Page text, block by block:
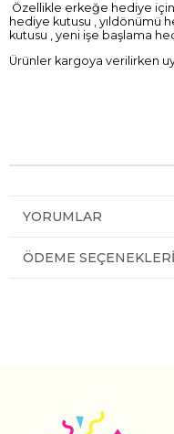
Özellikle erkeğe hediye
hediye kutusu , yıldönümü
kutusu , yeni işe başlama
Ürünler kargoya verilirken
YORUMLAR
ÖDEME SEÇENEKLERI